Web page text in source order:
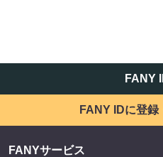
FANY
FANY IDに登録
FANYサービス